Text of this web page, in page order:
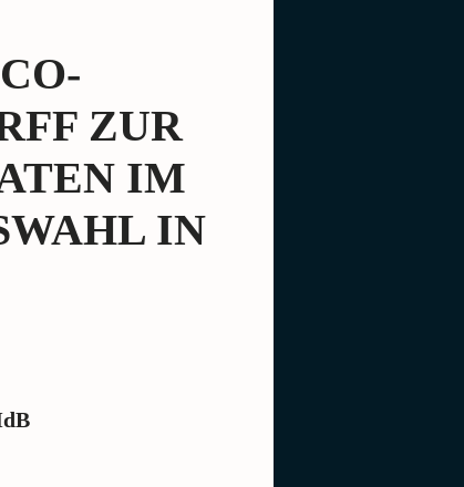
ZUR
IM
IN